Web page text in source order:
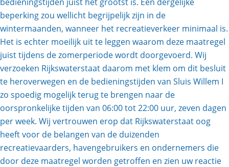
beperking zou wellicht begrijpelijk zijn in de
wintermaanden, wanneer het recreatieverkeer minimaal is.
Het is echter moeilijk uit te leggen waarom deze maatregel
juist tijdens de zomerperiode wordt doorgevoerd. Wij
verzoeken Rijkswaterstaat daarom met klem om dit besluit
te heroverwegen en de bedieningstijden van Sluis Willem I
zo spoedig mogelijk terug te brengen naar de
oorspronkelijke tijden van 06:00 tot 22:00 uur, zeven dagen
per week. Wij vertrouwen erop dat Rijkswaterstaat oog
heeft voor de belangen van de duizenden
recreatievaarders, havengebruikers en ondernemers die
door deze maatregel worden getroffen en zien uw reactie